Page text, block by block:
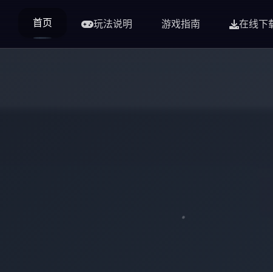
首页 玩法说明 游戏指南 在线下